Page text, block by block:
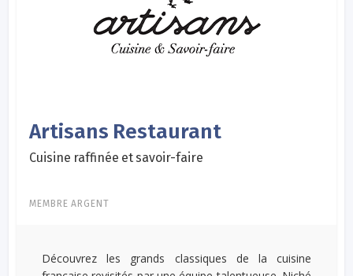
Artisans Restaurant
Cuisine raffinée et savoir-faire
MEMBRE ARGENT
Découvrez les grands classiques de la cuisine